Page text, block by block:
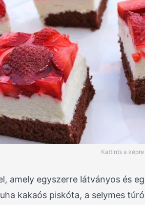
Kattints a
amely egyszerre látványos és
kakaós piskóta, a selymes